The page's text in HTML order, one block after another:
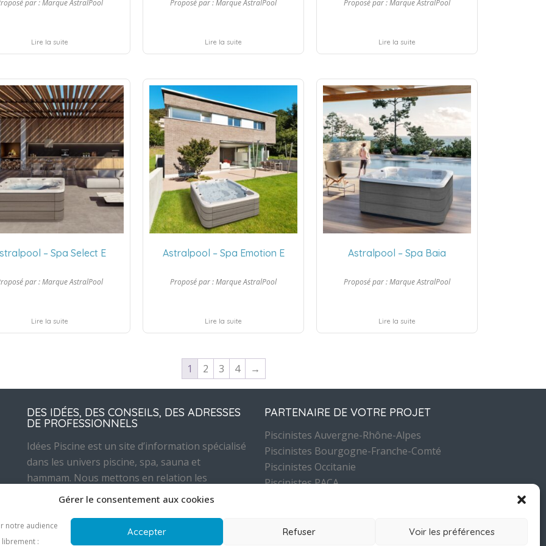
Gérer le consentement aux cookies
notre audience
:
Accepter Refuser Voir les préférences
par :Marque AstralPool
Lire la suite
Proposé par :Marque AstralPool
Lire la suite
Proposé par :Marque AstralPool
Lire la suite
– Spa Select E
par :Marque AstralPool
Lire la suite
Astralpool – Spa Emotion E
Proposé par :Marque AstralPool
Lire la suite
Astralpool – Spa Baia
Proposé par :Marque AstralPool
Lire la suite
1 2 3 4 →
DES IDÉES, DES CONSEILS, DES ADRESSES
DE PROFESSIONNELS
Idées Piscine est un site d’information spécialisé
dans les univers piscine, spa, sauna et
hammam. Nous mettons en relation les
porteurs d’un projet piscine ou wellness avec
rénover ou l’entretenir.
Nous sommes en relation constante avec les
PARTENAIRE DE VOTRE PROJET
Piscinistes Auvergne-Rhône-Alpes
Piscinistes Bourgogne-Franche-Comté
Piscinistes Occitanie
Piscinistes PACA